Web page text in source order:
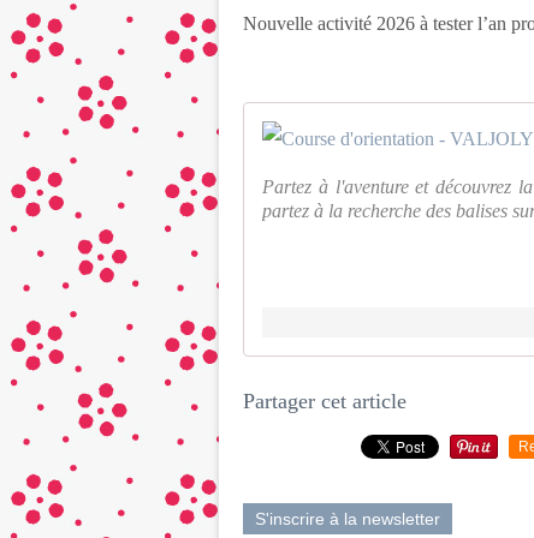
Nouvelle activité 2026 à tester l’an
Partez à l'aventure et découvrez
partez à la recherche des balises
Partager cet article
S'inscrire à la newsletter